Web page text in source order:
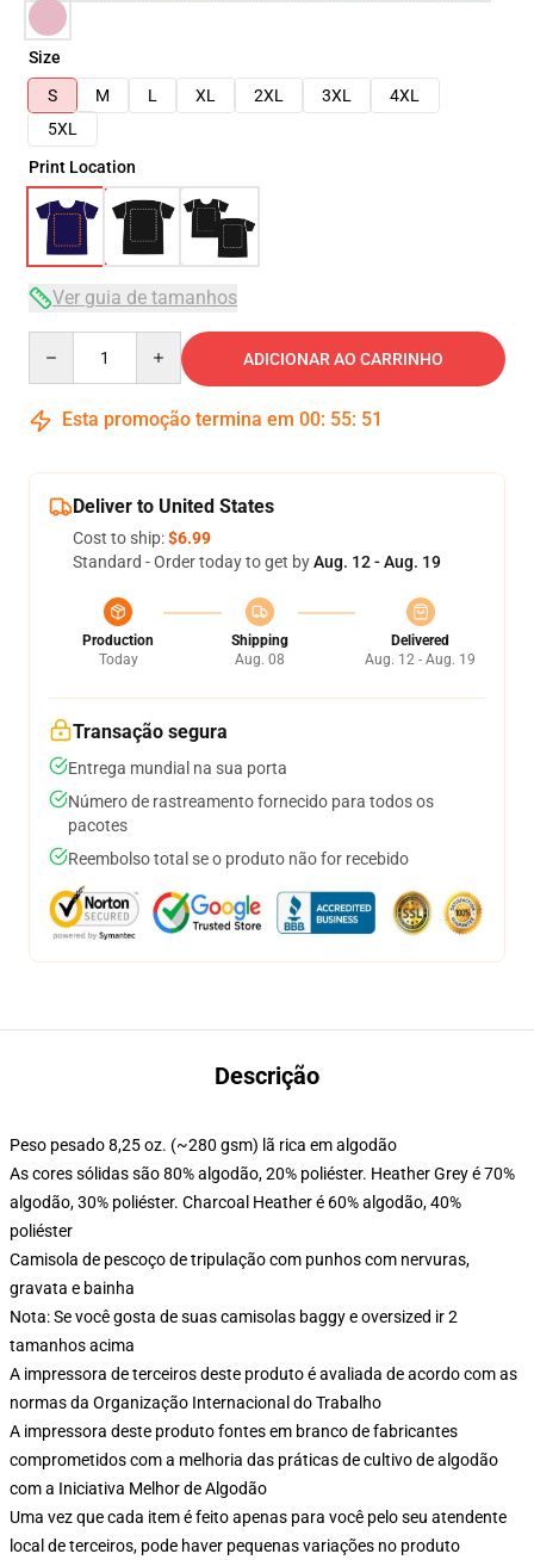
Size
S
M L XL 2XL 3XL
4XL
5XL
Print Location
Ver guia de tamanhos
ADICIONAR AO CARRINHO
Esta promoção termina em 00: 55: 51
Deliver to United States
Cost to ship:$6.99
Standard - Order today to get byAug. 12 - Aug. 19
Production
Today
Shipping
Aug. 08
Delivered
Aug. 12 - Aug. 19
Transação segura
Entrega mundial na sua porta
Número de rastreamento fornecido para todos os
pacotes
Reembolso total se o produto não for recebido
Descrição
Peso pesado 8,25 oz. (~280 gsm) lã rica em algodão
As cores sólidas são 80% algodão, 20% poliéster. Heather Grey é 70%
algodão, 30% poliéster. Charcoal Heather é 60% algodão, 40%
poliéster
Camisola de pescoço de tripulação com punhos com nervuras,
gravata e bainha
Nota: Se você gosta de suas camisolas baggy e oversized ir 2
tamanhos acima
A impressora de terceiros deste produto é avaliada de acordo com as
normas da Organização Internacional do Trabalho
A impressora deste produto fontes em branco de fabricantes
comprometidos com a melhoria das práticas de cultivo de algodão
com a Iniciativa Melhor de Algodão
Uma vez que cada item é feito apenas para você pelo seu atendente
local de terceiros, pode haver pequenas variações no produto